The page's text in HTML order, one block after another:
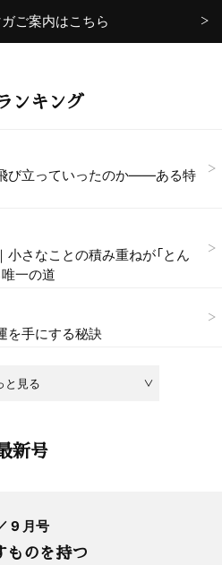
ご案内はこちら
ンキング
と見る
び立っていったのか——ある特
さなことの積み重ねが「とん
一の道
を手にする秘訣
新号
9 月号
ものを持つ